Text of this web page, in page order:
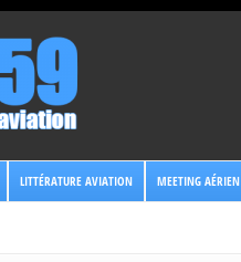
LITTÉRATURE AVIATION MEETING AÉRIEN